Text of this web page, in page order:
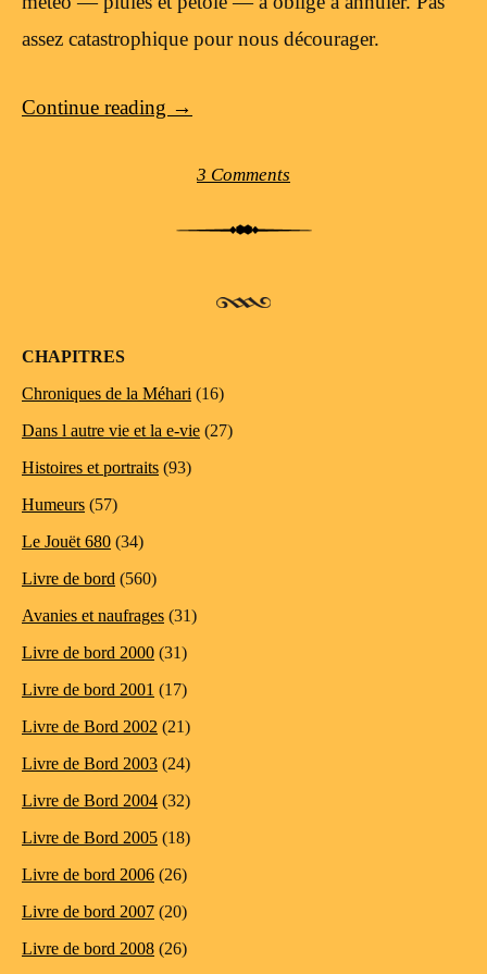
assez catastrophique pour nous décourager.
Continue reading →
3 Comments
CHAPITRES
Chroniques de la Méhari (16)
Dans l autre vie et la e-vie (27)
Histoires et portraits (93)
Humeurs (57)
Le Jouët 680 (34)
Livre de bord (560)
Avanies et naufrages (31)
Livre de bord 2000 (31)
Livre de bord 2001 (17)
Livre de Bord 2002 (21)
Livre de Bord 2003 (24)
Livre de Bord 2004 (32)
Livre de Bord 2005 (18)
Livre de bord 2006 (26)
Livre de bord 2007 (20)
Livre de bord 2008 (26)